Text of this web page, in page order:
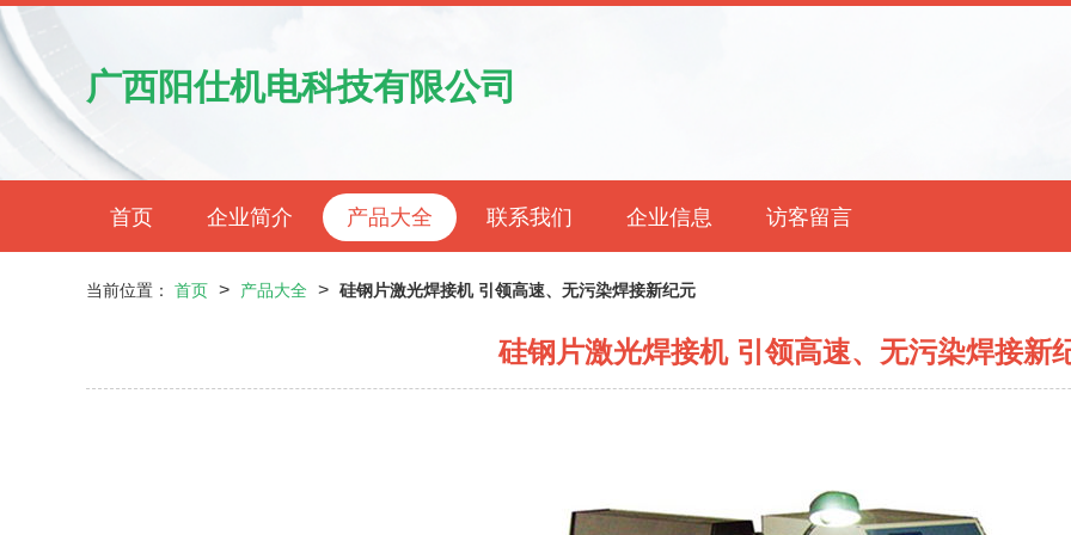
广西阳仕机电科技有限公司
首页 企业简介 产品大全 联系我们 企业信息 访客留言
当前位置： 首页 > 产品大全 > 硅钢片激光焊接机 引领高速、无污染焊接新纪元
硅钢片激光焊接机 引领高速、无污染焊接新